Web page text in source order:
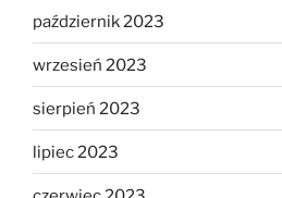
październik 2023
wrzesień 2023
sierpień 2023
lipiec 2023